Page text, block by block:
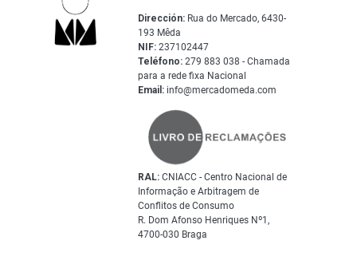
Dirección: Rua do Mercado, 6430-
193 Mêda
NIF: 237102447
Teléfono: 279 883 038 - Chamada
para a rede fixa Nacional
Email: info@mercadomeda.com
RAL: CNIACC - Centro Nacional de
Informação e Arbitragem de
Conflitos de Consumo
R. Dom Afonso Henriques Nº1,
4700-030 Braga